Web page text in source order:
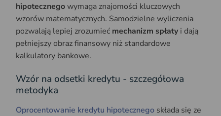
hipotecznegowymaga znajomości kluczowych
wzorów matematycznych. Samodzielne wyliczenia
pozwalają lepiej zrozumieć mechanizm spłatyi dają
pełniejszy obraz finansowy niż standardowe
kalkulatory bankowe.
Wzór na odsetki kredytu - szczegółowa
metodyka
Oprocentowanie kredytu hipotecznego składa się ze